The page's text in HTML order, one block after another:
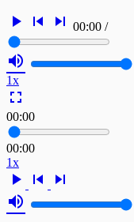
play_arrow skip_previous skip_next 00:00 /
volume_up
1x
fullscreen
00:00
00:00
1x
play_arrow skip_previous
skip_next
volume_up